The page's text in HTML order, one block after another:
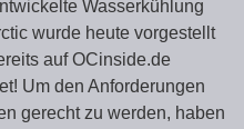
Wasserkühlung
wurde heute vorgestellt
auf OCinside.de
Um den Anforderungen
gerecht zu werden, haben